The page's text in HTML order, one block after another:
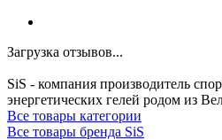
Загрузка отзывов...
SiS - компания производитель
энергетических гелей родом из
Все товары категории
Все товары бренда SiS